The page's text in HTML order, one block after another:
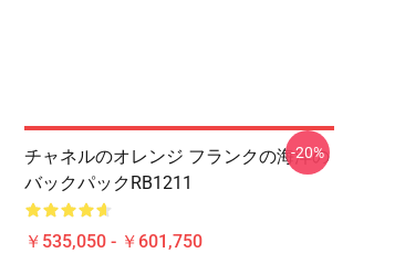
チャネルのオレンジ フランクの海洋の
バックパックRB1211
￥535,050 - ￥601,750
-20%